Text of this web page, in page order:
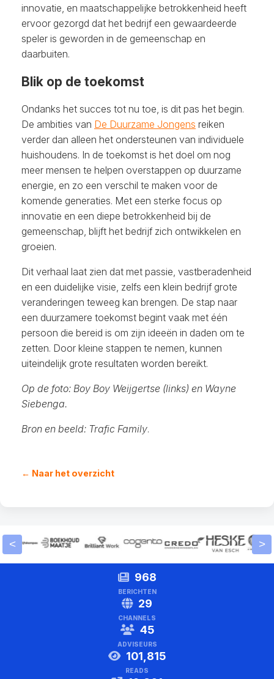
innovatie, en maatschappelijke betrokkenheid heeft
ervoor gezorgd dat het bedrijf een gewaardeerde
speler is geworden in de gemeenschap en
daarbuiten.
Blik op de toekomst
Ondanks het succes tot nu toe, is dit pas het begin.
De ambities van De Duurzame Jongens reiken
verder dan alleen het ondersteunen van individuele
huishoudens. In de toekomst is het doel om nog
meer mensen te helpen overstappen op duurzame
energie, en zo een verschil te maken voor de
komende generaties. Met een sterke focus op
innovatie en een diepe betrokkenheid bij de
gemeenschap, blijft het bedrijf zich ontwikkelen en
groeien.
Dit verhaal laat zien dat met passie, vastberadenheid
en een duidelijke visie, zelfs een klein bedrijf grote
veranderingen teweeg kan brengen. De stap naar
een duurzamere toekomst begint vaak met één
persoon die bereid is om zijn ideeën in daden om te
zetten. Door kleine stappen te nemen, kunnen
uiteindelijk grote resultaten worden bereikt.
Op de foto: Boy Boy Weijgertse (links) en Wayne
Siebenga.
Bron en beeld: Trafic Family.
← Naar het overzicht
< >
968
BERICHTEN
29
CHANNELS
45
ADVISEURS
101,815
READS